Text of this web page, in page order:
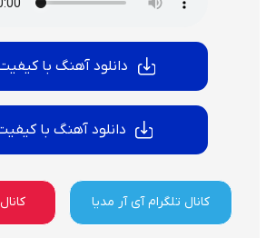
دانلود آهنگ با کیفیت
دانلود آهنگ با کیفیت
کانال تلگرام آی آر مدیا